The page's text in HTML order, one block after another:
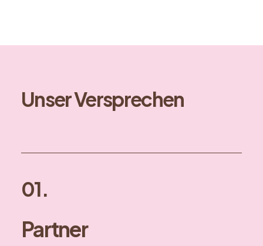
Unser Versprechen
01.
Partner